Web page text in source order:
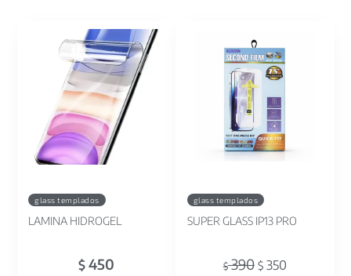
glass templados
LAMINA HIDROGEL
$450
glass templados
SUPER GLASS IP13 PRO
$390 $350